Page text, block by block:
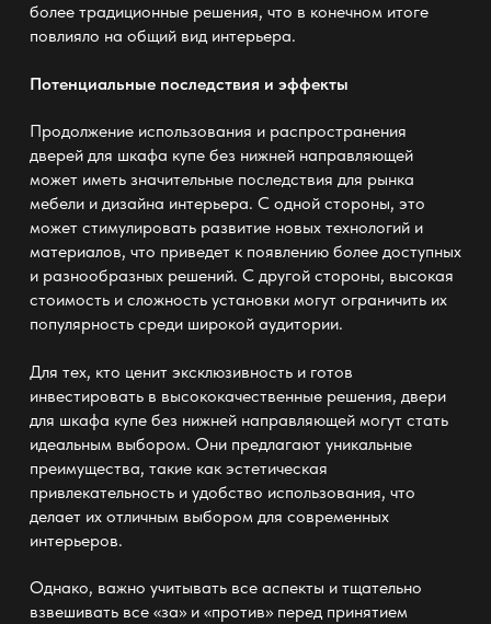
более традиционные решения, что в конечном итоге
повлияло на общий вид интерьера.
Потенциальные последствия и эффекты
Продолжение использования и распространения
дверей для шкафа купе без нижней направляющей
может иметь значительные последствия для рынка
мебели и дизайна интерьера. С одной стороны, это
может стимулировать развитие новых технологий и
материалов, что приведет к появлению более доступных
и разнообразных решений. С другой стороны, высокая
стоимость и сложность установки могут ограничить их
популярность среди широкой аудитории.
Для тех, кто ценит эксклюзивность и готов
инвестировать в высококачественные решения, двери
для шкафа купе без нижней направляющеймогут стать
идеальным выбором. Они предлагают уникальные
преимущества, такие как эстетическая
привлекательность и удобство использования, что
делает их отличным выбором для современных
интерьеров.
Однако, важно учитывать все аспекты и тщательно
взвешивать все «за» и «против» перед принятием